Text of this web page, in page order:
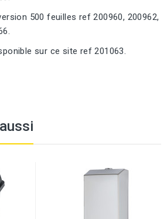
500 feuilles ref 200960, 200962,
sur ce site ref 201063.